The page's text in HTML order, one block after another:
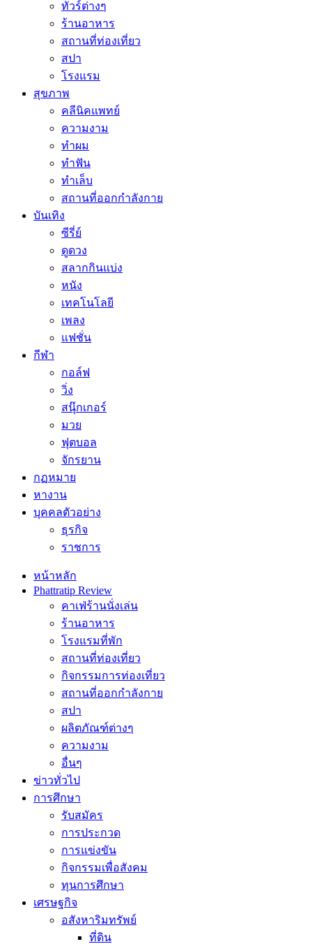
ทัวร์ต่างๆ
ร้านอาหาร
สถานที่ท่องเที่ยว
สปา
โรงแรม
สุขภาพ
คลีนิคแพทย์
ความงาม
ทำผม
ทำฟัน
ทำเล็บ
สถานที่ออกกำลังกาย
บันเทิง
ซีรี่ย์
ดูดวง
สลากกินแบ่ง
หนัง
เทคโนโลยี
เพลง
แฟชั่น
กีฬา
กอล์ฟ
วิ่ง
สนุ๊กเกอร์
มวย
ฟุตบอล
จักรยาน
กฏหมาย
หางาน
บุคคลตัวอย่าง
ธุรกิจ
ราชการ
หน้าหลัก
Phattratip Review
คาเฟ่ร้านนั่งเล่น
ร้านอาหาร
โรงแรมที่พัก
สถานที่ท่องเที่ยว
กิจกรรมการท่องเที่ยว
สถานที่ออกกำลังกาย
สปา
ผลิตภัณฑ์ต่างๆ
ความงาม
อื่นๆ
ข่าวทั่วไป
การศึกษา
รับสมัคร
การประกวด
การแข่งขัน
กิจกรรมเพื่อสังคม
ทุนการศึกษา
เศรษฐกิจ
อสังหาริมทรัพย์
ที่ดิน